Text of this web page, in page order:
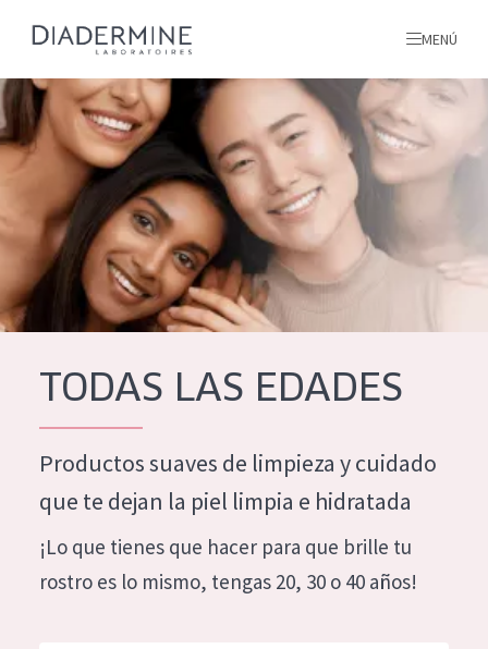
TIPO DE PRODUCTO
Hidratación y luminosidad
Reducción de arrugas
Regeneración
TODOS NUESTROS
PRODUCTOS
todos nuestros productos
MENÚ
INICIO
INGREDIENTES
MÁS SOBRE NOSOTROS
INSPIRACIÓN
contacto
French
German
Spanish
TODAS LAS EDADES
Productos suaves de limpieza y cuidado
que te dejan la piel limpia e hidratada
¡Lo que tienes que hacer para que brille tu
rostro es lo mismo, tengas 20, 30 o 40 años!